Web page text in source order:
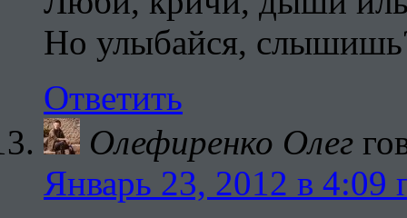
Но улыбайся,
Ответить
Олефиренко Олег
Январь 23, 2012 в 4:09